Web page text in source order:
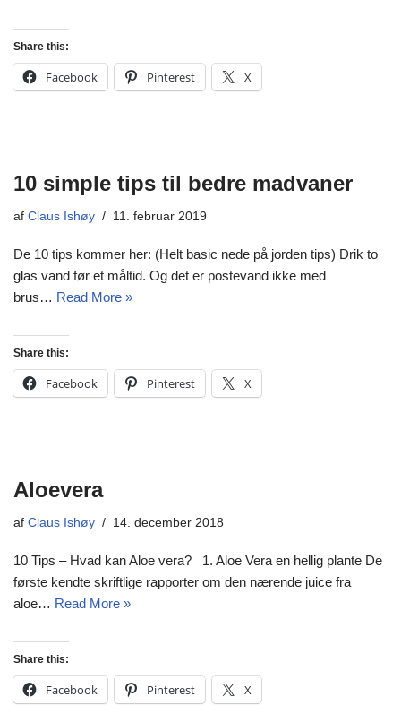
Share this:
Facebook Pinterest X
10 simple tips til bedre madvaner
af Claus Ishøy 11. februar 2019
De 10 tips kommer her: (Helt basic nede på jorden tips) Drik to
glas vand før et måltid. Og det er postevand ikke med
brus… Read More »
Share this:
Facebook Pinterest X
Aloevera
af Claus Ishøy 14. december 2018
10 Tips – Hvad kan Aloe vera? 1. Aloe Vera en hellig plante De
første kendte skriftlige rapporter om den nærende juice fra
aloe… Read More »
Share this:
Facebook Pinterest X